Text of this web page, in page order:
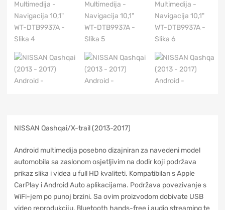
NISSAN Qashqai/X-trail (2013-2017)
Android multimedija posebno dizajniran za navedeni model
automobila sa zaslonom osjetljivim na dodir koji podržava
prikaz slika i videa u full HD kvaliteti. Kompatibilan s Apple
CarPlay i Android Auto aplikacijama. Podržava povezivanje s
WiFi-jem po punoj brzini. Sa ovim proizvodom dobivate USB
video reprodukciju, Bluetooth hands-free i audio streaming te